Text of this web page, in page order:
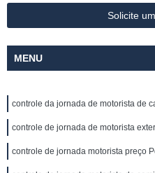
Solicite
MENU
controle da jornada de motorista de
controle de jornada de motorista
controle de jornada motorista preço